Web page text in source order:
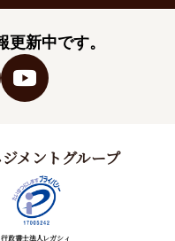
新中です。
メントグループ
行政書士法人レガシィ